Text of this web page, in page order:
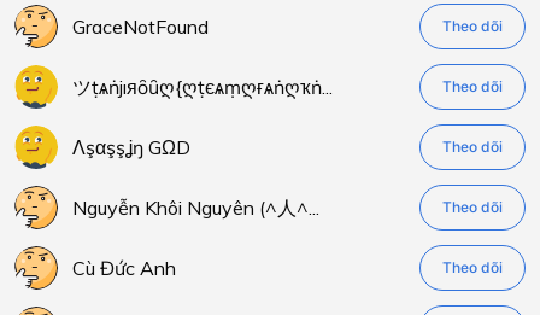
GraceNotFound Theo dõi
ツṭѧṅjıяȏȗღ{ღṭєѧṃღғѧṅღҡṅ... Theo dõi
Λşαşşʝŋ GΩD Theo dõi
Nguyễn Khôi Nguyên (^人^... Theo dõi
Cù Đức Anh Theo dõi